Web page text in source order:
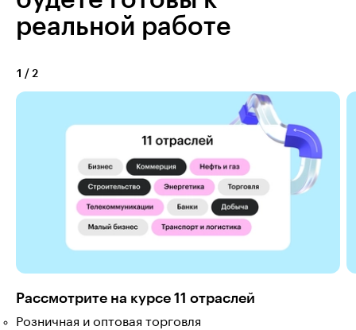
реальной работе
1 / 2
Рассмотрите на курсе 11 отраслей
Розничная и оптовая торговля